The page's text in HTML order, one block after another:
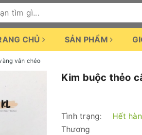
CHỦ SẢN PHẨM
vân chéo
Kim buộc thẻo
Tình trạng:
Hết
Thương